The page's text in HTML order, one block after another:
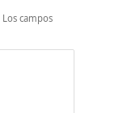
Los campos